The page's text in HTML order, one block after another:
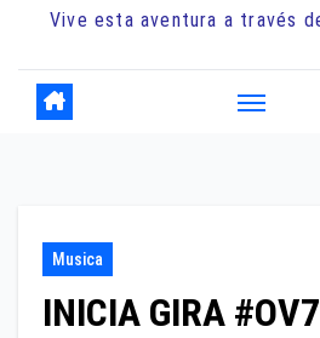
Vive esta aventura a través
Musica
INICIA GIRA